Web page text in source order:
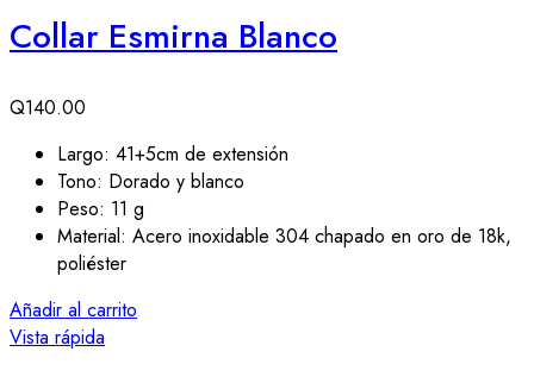
Collar Esmirna Blanco
Q140.00
Largo: 41+5cm de extensión
Tono: Dorado y blanco
Peso: 11 g
Material: Acero inoxidable 304 chapado en oro de 18k,
poliéster
Añadir al carrito
Vista rápida